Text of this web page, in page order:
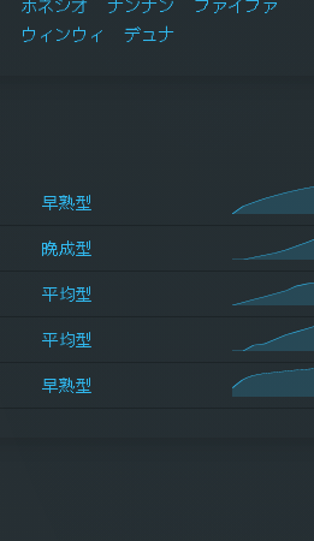
ウィンウィ デュナ
早熟型
晩成型
平均型
平均型
早熟型